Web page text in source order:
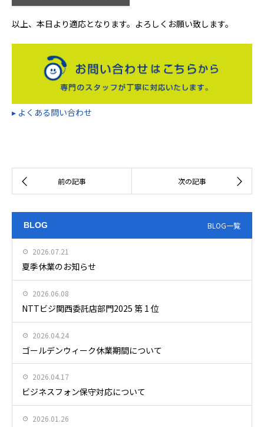
以上、本日より適応となります。よろしくお願い致します。
▸ よくある問い合わせ
BLOG BLOG一覧
2026.07.21
夏季休業のお知らせ
2026.06.08
NTTビジ関西委託店部門2025 第 1 位
2026.04.24
ゴールデンウィーク休業期間について
2026.04.17
ビジネスフォン保守対応について
2026.01.26